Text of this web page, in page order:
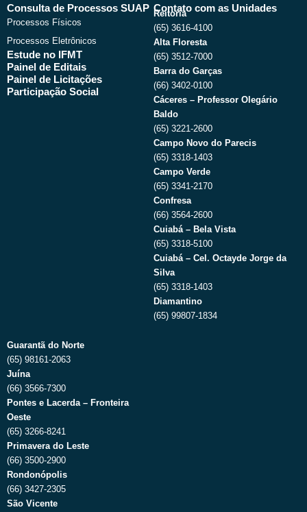
Consulta de Processos SUAP
Processos Físicos
Processos Eletrônicos
Estude no IFMT
Painel de Editais
Painel de Licitações
Participação Social
Contato com as Unidades
Reitoria
(65) 3616-4100
Alta Floresta
(65) 3512-7000
Barra do Garças
(66) 3402-0100
Cáceres – Professor Olegário
Baldo
(65) 3221-2600
Campo Novo do Parecis
(65) 3318-1403
Campo Verde
(65) 3341-2170
Confresa
(66) 3564-2600
Cuiabá – Bela Vista
(65) 3318-5100
Cuiabá – Cel. Octayde Jorge da
Silva
(65) 3318-1403
Diamantino
(65) 99807-1834
Guarantã do Norte
(65) 98161-2063
Juína
(66) 3566-7300
Pontes e Lacerda – Fronteira
Oeste
(65) 3266-8241
Primavera do Leste
(66) 3500-2900
Rondonópolis
(66) 3427-2305
São Vicente